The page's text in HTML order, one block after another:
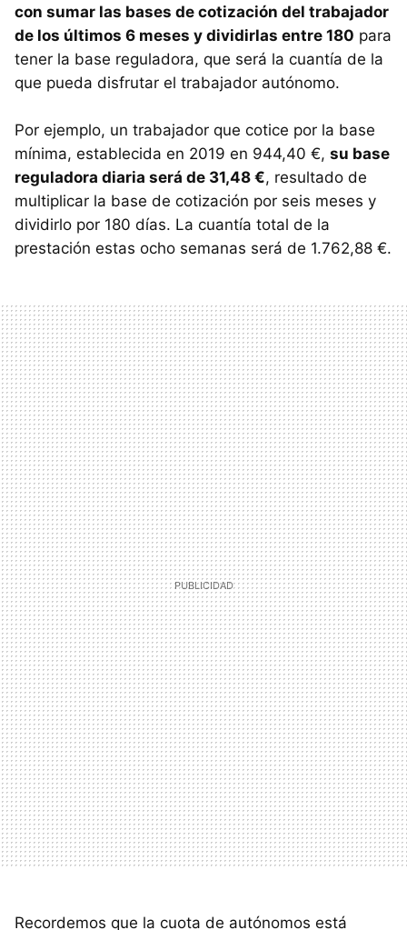
con sumar las bases de cotización del trabajador
de los últimos 6 meses y dividirlas entre 180 para
tener la base reguladora, que será la cuantía de la
que pueda disfrutar el trabajador autónomo.
Por ejemplo, un trabajador que cotice por la base
mínima, establecida en 2019 en 944,40 €, su base
reguladora diaria será de 31,48 €, resultado de
multiplicar la base de cotización por seis meses y
dividirlo por 180 días. La cuantía total de la
prestación estas ocho semanas será de 1.762,88 €.
Recordemos que la cuota de autónomos está